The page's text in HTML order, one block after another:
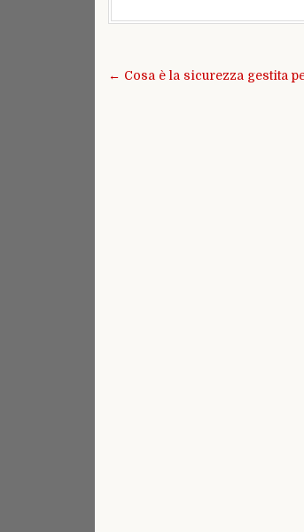
articoli
← Cosa è la sicurezza gestita